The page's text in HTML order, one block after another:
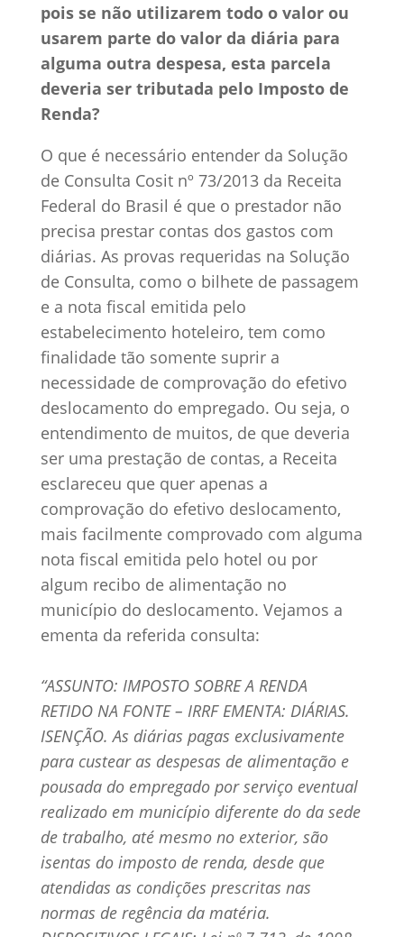
pois se não utilizarem todo o valor ou
usarem parte do valor da diária para
alguma outra despesa, esta parcela
deveria ser tributada pelo Imposto de
Renda?
O que é necessário entender da Solução
de Consulta Cosit nº 73/2013 da Receita
Federal do Brasil é que o prestador não
precisa prestar contas dos gastos com
diárias. As provas requeridas na Solução
de Consulta, como o bilhete de passagem
e a nota fiscal emitida pelo
estabelecimento hoteleiro, tem como
finalidade tão somente suprir a
necessidade de comprovação do efetivo
deslocamento do empregado. Ou seja, o
entendimento de muitos, de que deveria
ser uma prestação de contas, a Receita
esclareceu que quer apenas a
comprovação do efetivo deslocamento,
mais facilmente comprovado com alguma
nota fiscal emitida pelo hotel ou por
algum recibo de alimentação no
município do deslocamento. Vejamos a
ementa da referida consulta:
“ASSUNTO: IMPOSTO SOBRE A RENDA
RETIDO NA FONTE – IRRF EMENTA: DIÁRIAS.
ISENÇÃO. As diárias pagas exclusivamente
para custear as despesas de alimentação e
pousada do empregado por serviço eventual
realizado em município diferente do da sede
de trabalho, até mesmo no exterior, são
isentas do imposto de renda, desde que
atendidas as condições prescritas nas
normas de regência da matéria.